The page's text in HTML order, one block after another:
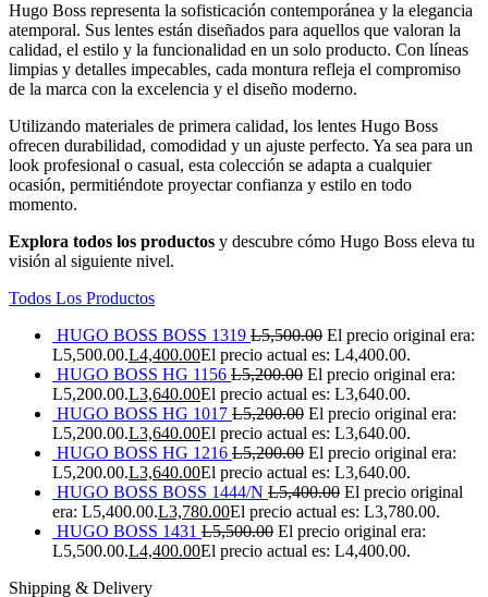
Hugo Boss representa la sofisticación contemporánea y la elegancia
atemporal. Sus lentes están diseñados para aquellos que valoran la
calidad, el estilo y la funcionalidad en un solo producto. Con líneas
limpias y detalles impecables, cada montura refleja el compromiso
de la marca con la excelencia y el diseño moderno.
Utilizando materiales de primera calidad, los lentes Hugo Boss
ofrecen durabilidad, comodidad y un ajuste perfecto. Ya sea para un
look profesional o casual, esta colección se adapta a cualquier
ocasión, permitiéndote proyectar confianza y estilo en todo
momento.
Explora todos los productos y descubre cómo Hugo Boss eleva tu
visión al siguiente nivel.
Todos Los Productos
HUGO BOSS BOSS 1319 L5,500.00 El precio original era:
L5,500.00.L4,400.00El precio actual es: L4,400.00.
HUGO BOSS HG 1156 L5,200.00 El precio original era:
L5,200.00.L3,640.00El precio actual es: L3,640.00.
HUGO BOSS HG 1017 L5,200.00 El precio original era:
L5,200.00.L3,640.00El precio actual es: L3,640.00.
HUGO BOSS HG 1216 L5,200.00 El precio original era:
L5,200.00.L3,640.00El precio actual es: L3,640.00.
HUGO BOSS BOSS 1444/N L5,400.00 El precio original
era: L5,400.00.L3,780.00El precio actual es: L3,780.00.
HUGO BOSS 1431 L5,500.00 El precio original era:
L5,500.00.L4,400.00El precio actual es: L4,400.00.
Shipping & Delivery